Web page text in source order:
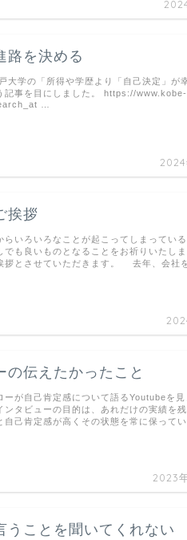
路を決める
2024
大学の「所得や学歴より「自己決定」が
記事を目にしました。 https://www.kobe-
…
挨拶
らいろいろなことが起こってしまってい
でも良いものとなることをお祈りいたしま
拶とさせていただきます。 去年、会社
の伝えたかったこと
2023
ーが自己肯定感について語るYoutubeを
ンタビューの目的は、あれだけの実績を
自己肯定感が高くその状態を常に保って
うことを聞いてくれない